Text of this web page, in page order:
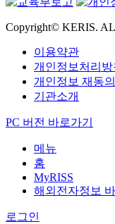
Copyright© KERIS.
이용약관
개인정보처리방
개인정보 재동의
기관소개
PC 버전 바로가기
메뉴
홈
MyRISS
해외전자정보 바
로그인